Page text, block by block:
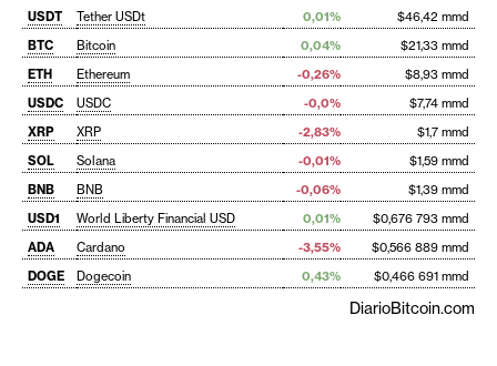
USDT Tether USDt 0,01%
$46,42 mmd
BTC
Bitcoin 0,04%
$21,33 mmd
ETH
Ethereum -0,26%
$8,93 mmd
USDC
USDC -0,0%
$7,74 mmd
XRP
XRP -2,83%
$1,7 mmd
SOL
Solana -0,01%
$1,59 mmd
BNB
BNB -0,06%
$1,39 mmd
USD1
World Liberty Financial USD 0,01%
$0,676 793 mmd
ADA
Cardano -3,55%
$0,566 889 mmd
DOGE
Dogecoin 0,43% $0,466 691 mmd
DiarioBitcoin.com